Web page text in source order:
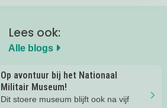
Lees ook:
Alle blogs
Op avontuur bij het Nationaal
Militair Museum!
Dit stoere museum blijft ook na vijf